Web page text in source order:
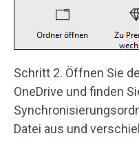
Schritt 2. Öffnen Sie
OneDrive und finden
Datei aus und